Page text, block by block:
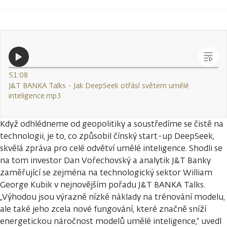
51:08
J&T BANKA Talks - Jak DeepSeek otřásl světem umělé
inteligence.mp3
Když odhlédneme od geopolitiky a soustředíme se čistě na
technologii, je to, co způsobil čínský start-up DeepSeek,
skvělá zpráva pro celé odvětví umělé inteligence. Shodli se
na tom investor Dan Vořechovský a analytik J&T Banky
zaměřující se zejména na technologický sektor William
George Kubik v nejnovějším pořadu J&T BANKA Talks.
„Výhodou jsou výrazně nízké náklady na trénování modelu,
ale také jeho zcela nové fungování, které značně sníží
energetickou náročnost modelů umělé inteligence,“ uvedl